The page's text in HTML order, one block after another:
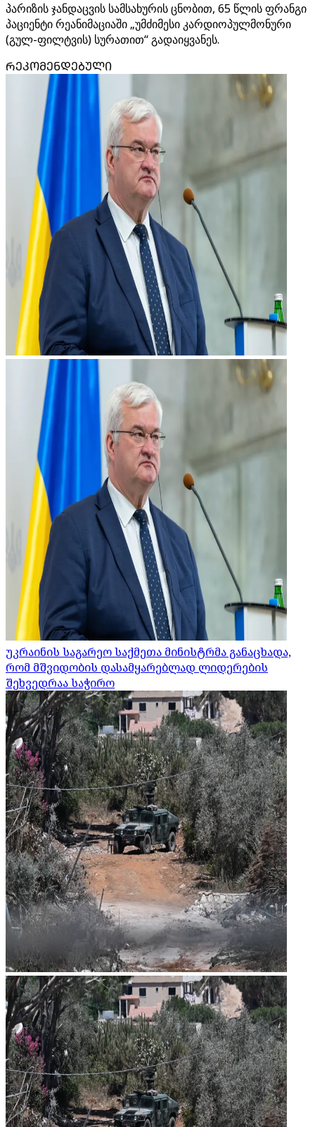
პარიზის ჯანდაცვის სამსახურის ცნობით, 65 წლის ფრანგი
პაციენტი რეანიმაციაში „უმძიმესი კარდიოპულმონური
(გულ-ფილტვის) სურათით“ გადაიყვანეს.
ᲠᲔᲙᲝᲛᲔᲜᲓᲔᲑᲣᲚᲘ
უკრაინის საგარეო საქმეთა მინისტრმა განაცხადა,
რომ მშვიდობის დასამყარებლად ლიდერების
შეხვედრაა საჭირო